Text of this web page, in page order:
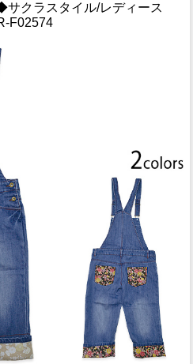
クラスタイル/レディース
F02574